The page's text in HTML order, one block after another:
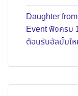
Daughter
Event ฟังครบ
ต้อนรับอัลบั้มใ